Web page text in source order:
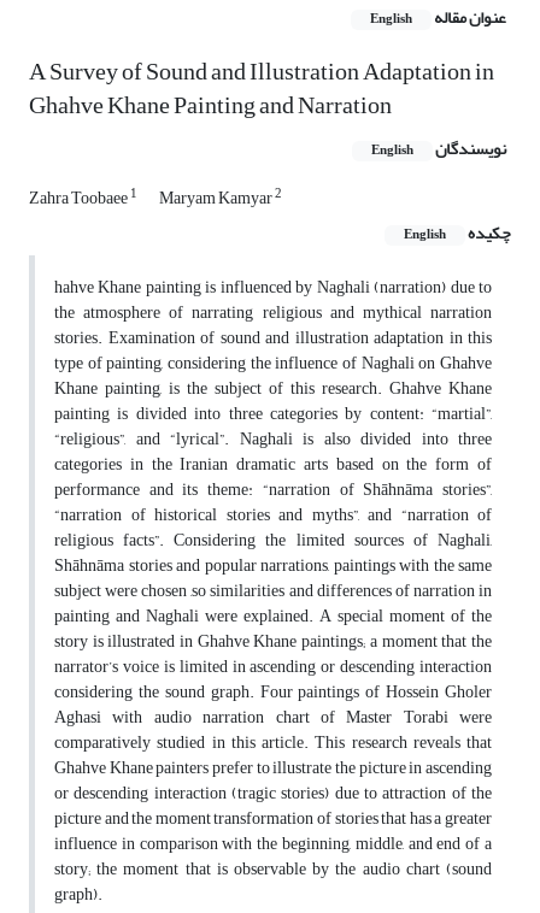
عنوان مقاله English
A Survey of Sound and Illustration Adaptation in
Ghahve Khane Painting and Narration
نویسندگان English
Zahra Toobaee1 Maryam Kamyar2
چکیده English
hahve Khane painting is influenced by Naghali (narration) due to
the atmosphere of narrating religious and mythical narration
stories. Examination of sound and illustration adaptation in this
type of painting, considering the influence of Naghali on Ghahve
Khane painting, is the subject of this research. Ghahve Khane
painting is divided into three categories by content: “martial”,
“religious”, and “lyrical”. Naghali is also divided into three
categories in the Iranian dramatic arts based on the form of
performance and its theme: “narration of Shāhnāma stories”,
“narration of historical stories and myths”, and “narration of
religious facts”. Considering the limited sources of Naghali,
Shāhnāma stories and popular narrations, paintings with the same
subject were chosen ,so similarities and differences of narration in
painting and Naghali were explained. A special moment of the
story is illustrated in Ghahve Khane paintings; a moment that the
narrator’s voice is limited in ascending or descending interaction
considering the sound graph. Four paintings of Hossein Gholer
Aghasi with audio narration chart of Master Torabi were
comparatively studied in this article. This research reveals that
Ghahve Khane painters prefer to illustrate the picture in ascending
or descending interaction (tragic stories) due to attraction of the
picture and the moment transformation of stories that has a greater
influence in comparison with the beginning, middle, and end of a
story; the moment that is observable by the audio chart (sound
graph).